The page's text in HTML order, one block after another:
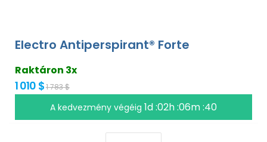
Electro Antiperspirant® Forte
Raktáron 3x
1 010 $1 783 $
A kedvezmény végéig1d :02h :06m :39